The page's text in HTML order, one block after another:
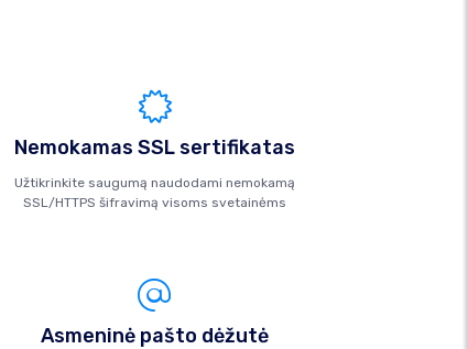
Nemokamas SSL sertifikatas
Užtikrinkite saugumą naudodami nemokamą
SSL/HTTPS šifravimą visoms svetainėms
Asmeninė pašto dėžutė